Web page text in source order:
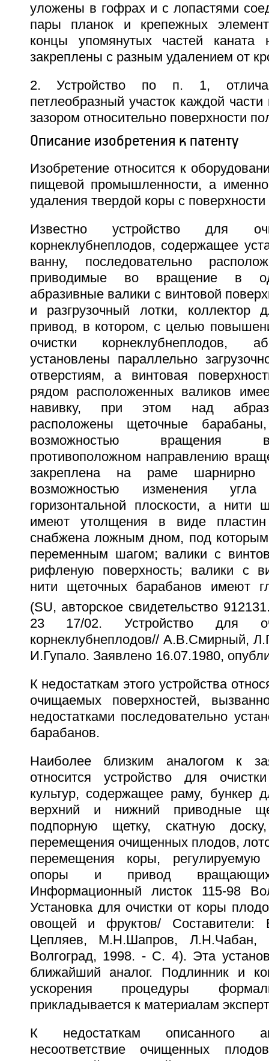
уложены в гофрах и с лопастями
пары планок и крепежных
концы упомянутых частей каната
закреплены с разным удалением от
2. Устройство по п. 1,
петлеобразный участок каждой части
зазором относительно поверхности
Описание изобретения к патенту
Изобретение относится к
пищевой промышленности, а
удаления твердой коры с
Известно устройство для
корнеклубнеплодов, содержащее
ванну, последовательно
приводимые во вращение в
абразивные валики с винтовой
и разгрузочный лотки,
привод, в котором, с целью
очистки корнеклубнеплодов,
установлены параллельно
отверстиям, а винтовая
рядом расположенных валиков
навивку, при этом над
расположены щеточные
возможностью вращения
противоположном направлению
закреплена на раме шарнирно
возможностью изменения
горизонтальной плоскости, а нити
имеют утолщения в виде
снабжена ложным дном, под
переменным шагом; валики с
рифленую поверхность; валики с
нити щеточных барабанов имеют
(SU, авторское свидетельство
23 17/02. Устройство для
корнеклубнеплодов// А.В.Смирный,
И.Гупало. Заявлено 16.07.1980,
К недостаткам этого устройства
очищаемых поверхностей,
недостатками последовательно
барабанов.
Наиболее близким аналогом к
относится устройство для
культур, содержащее раму, бункер
верхний и нижний приводные
подпорную щетку, скатную
перемещения очищенных плодов,
перемещения коры,
опоры и привод
Информационный листок 115-98
Установка для очистки от коры
овощей и фруктов/
Цепляев, М.Н.Шапров, Л.Н.Чабан,
Волгоград, 1998. - С. 4). Эта
ближайший аналог. Подлинник и
ускорения процедуры
прикладывается к материалам
К недостаткам описанного
несоответствие очищенных